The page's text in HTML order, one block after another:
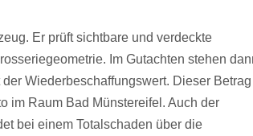
Er prüft sichtbare und verdeckte
Im Gutachten stehen
Wiederbeschaffungswert. Dieser Betrag
im Raum Bad Münstereifel. Auch der
bei einem Totalschaden über die